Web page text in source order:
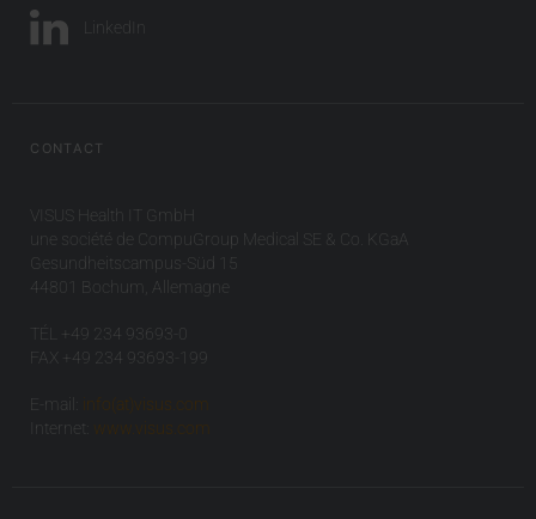
LinkedIn
CONTACT
VISUS Health IT GmbH
une société de CompuGroup Medical SE & Co. KGaA
Gesundheitscampus-Süd 15
44801 Bochum, Allemagne
TÉL +49 234 93693-0
FAX +49 234 93693-199
E-mail:
info(at)visus.com
Internet:
www.visus.com